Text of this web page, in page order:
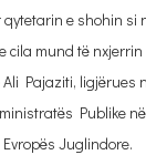
qytetarin e shohin si
cila mund të
Pajaziti, ligjërues
Publike në
Juglindore.